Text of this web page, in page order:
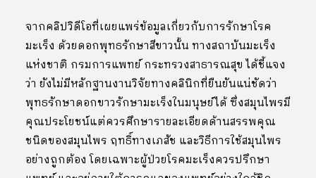
จากคลิปวิดีโอที่เผยแพร่ข้อมูลเกี่ยวกับการรักษาโรค
มะเร็ง ด้วยดอกพุทธรักษาสีขาวนั้น ทางสถาบันมะเร็ง
แห่งชาติ กรมการแพทย์ กระทรวงสาธารณสุข ได้ชี้แจง
ว่า ยังไม่มีหลักฐานงานวิจัยทางคลินิกที่ยืนยันแน่ชัดว่า
พุทธรักษาดอกขาวรักษามะเร็งในมนุษย์ได้ ซึ่งสมุนไพรมี
คุณประโยชน์แต่ควรศึกษารายละเอียดด้านสรรพคุณ
ชนิดของสมุนไพร ฤทธิ์ทางเภสัช และวิธีการใช้สมุนไพร
อย่างถูกต้อง โดยเฉพาะผู้ป่วยโรคมะเร็งควรปรึกษา